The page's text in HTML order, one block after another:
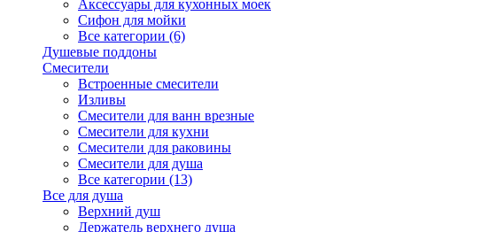
Аксессуары для кухонных моек
Сифон для мойки
Все категории (6)
Душевые поддоны
Смесители
Встроенные смесители
Изливы
Смесители для ванн врезные
Смесители для кухни
Смесители для раковины
Смесители для душа
Все категории (13)
Все для душа
Верхний душ
Держатель верхнего душа